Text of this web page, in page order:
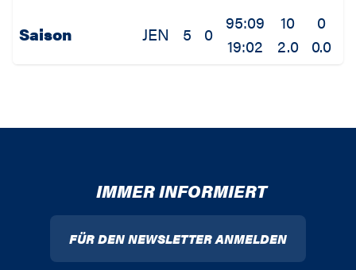
Saison JEN 5 0
95:09
19:02
10
2.0
0
0.0
IMMER INFORMIERT
FÜR DEN NEWSLETTER ANMELDEN